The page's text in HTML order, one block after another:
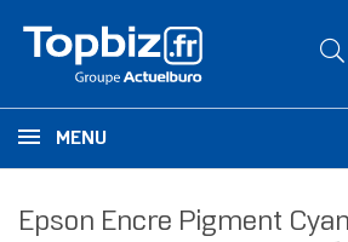
MENU
Epson Encre Pigment